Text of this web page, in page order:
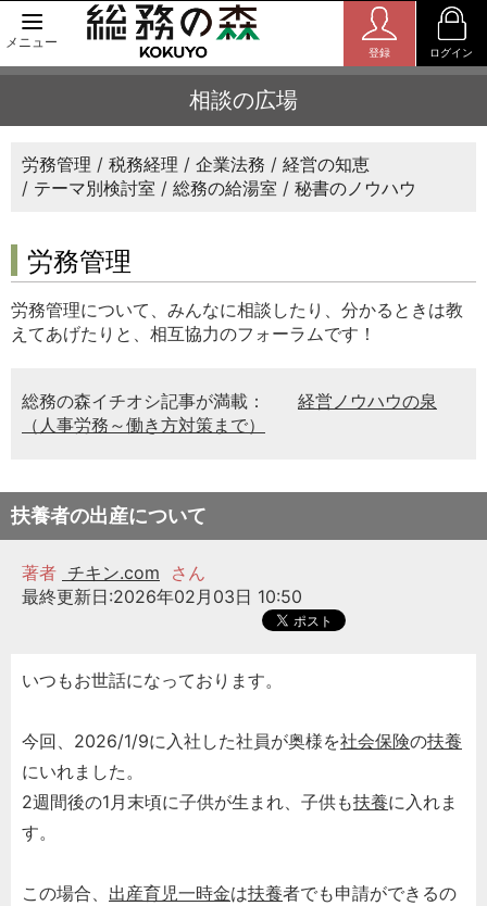
メニュー
登録 ログイン
相談の広場
労務管理 税務経理 企業法務
経営の知恵
テーマ別検討室
総務の給湯室 秘書のノウハウ
労務管理
労務管理について、みんなに相談したり、分かるときは教
えてあげたりと、相互協力のフォーラムです！
総務の森イチオシ記事が満載：
経営ノウハウの泉
（人事労務～働き方対策まで）
扶養者の出産について
著者 チキン.com
さん
最終更新日:2026年02月03日 10:50
いつもお世話になっております。
今回、2026/1/9に入社した社員が奥様を社会保険の扶養
にいれました。
2週間後の1月末頃に子供が生まれ、子供も扶養に入れま
す。
この場合、 出産育児一時金は扶養者でも申請ができるの